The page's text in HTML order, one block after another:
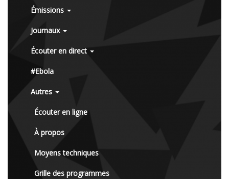
Émissions
Journaux
Écouter en direct
#Ebola
Autres
Écouter en ligne
À propos
Moyens techniques
Grille des programmes